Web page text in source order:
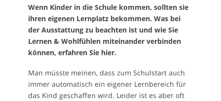
Wenn Kinder in die Schule kommen, sollten sie
ihren eigenen Lernplatz bekommen. Was bei
der Ausstattung zu beachten ist und wie Sie
Lernen & Wohlfühlen miteinander verbinden
können, erfahren Sie hier.
Man müsste meinen, dass zum Schulstart auch
immer automatisch ein eigener Lernbereich für
das Kind geschaffen wird. Leider ist es aber oft